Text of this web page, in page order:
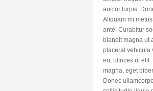
auctor turpis.
Aliquam mi
ante. Curabitur
blandit magna ut
placerat vehicula
eu, ultrices ut
magna, eget
Donec